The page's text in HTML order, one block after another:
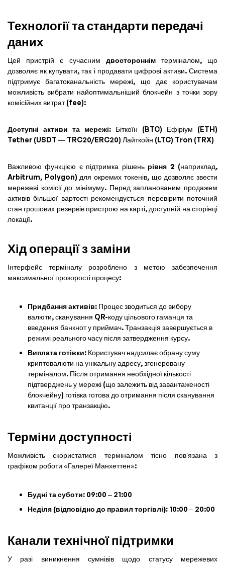
Технології та стандарти передачі
даних
Цей пристрій є сучасним двостороннімтерміналом, що
дозволяє як купувати, так і продавати цифрові активи. Система
підтримує багатоканальність мережі, що дає користувачам
можливість вибрати найоптимальніший блокчейн з точки зору
комісійних витрат (fee):
Доступні активи та мережі: Біткоїн (BTC) Ефіріум (ETH)
Tether (USDT — TRC20/ERC20) Лайткойн (LTC) Tron (TRX)
Важливою функцією є підтримка рішень рівня 2 (наприклад,
Arbitrum, Polygon) для окремих токенів, що дозволяє звести
мережеві комісії до мінімуму. Перед запланованим продажем
активів більшої вартості рекомендується перевірити поточний
стан грошових резервів пристрою на карті, доступній на сторінці
локації.
Хід операції з заміни
Інтерфейс терміналу розроблено з метою забезпечення
максимальної прозорості процесу:
Придбання активів: Процес зводиться до вибору
валюти, сканування QR-коду цільового гаманця та
введення банкнот у приймач. Транзакція завершується в
режимі реального часу після затвердження курсу.
Виплата готівки: Користувач надсилає обрану суму
криптовалюти на унікальну адресу, згенеровану
терміналом. Після отримання необхідної кількості
підтверджень у мережі (що залежить від завантаженості
блокчейну) готівка готова до отримання після сканування
квитанції про транзакцію.
Терміни доступності
Можливість скористатися терміналом тісно пов’язана з
графіком роботи «Галереї Манхеттен»:
Будні та суботи: 09:00 – 21:00
Неділя (відповідно до правил торгівлі): 10:00 – 20:00
Канали технічної підтримки
У разі виникнення сумнівів щодо статусу мережевих